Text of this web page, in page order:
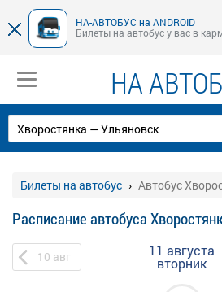
НА-АВТОБУС на ANDROID
Билеты на автобус у вас в
НА
Билеты на автобус Автобус
Расписание автобуса
10 авг 11 августа
вторник